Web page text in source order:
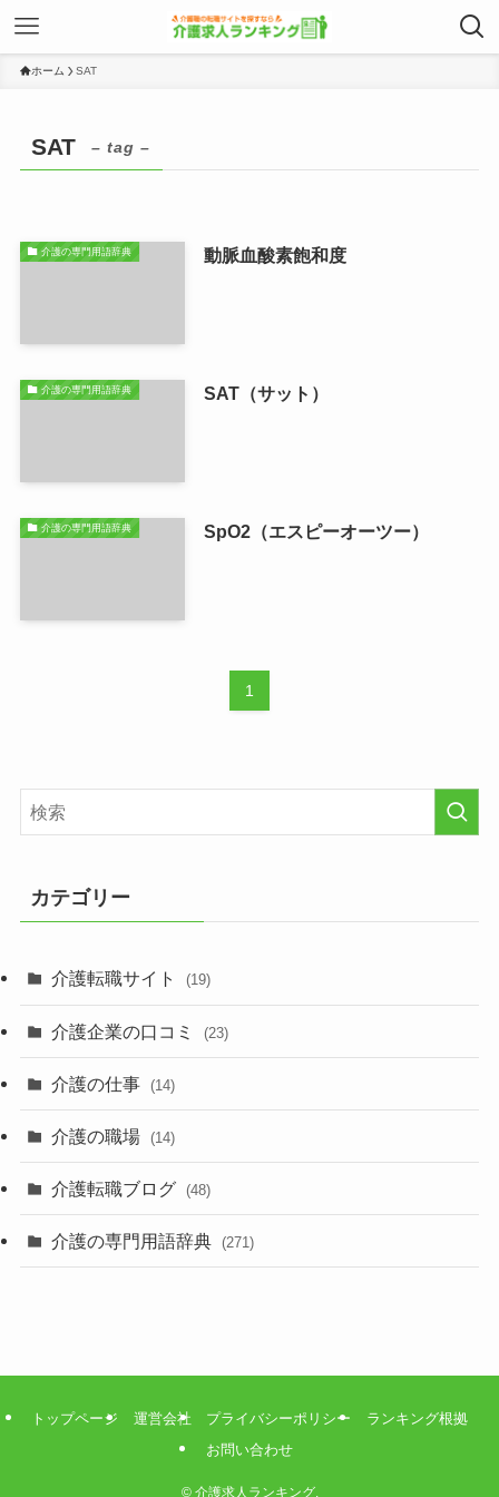
ホーム SAT
SAT – tag –
介護の専門用語辞典 動脈血酸素飽和度
介護の専門用語辞典 SAT（サット）
介護の専門用語辞典 SpO2（エスピーオーツー）
1
カテゴリー
介護転職サイト (19)
介護企業の口コミ (23)
介護の仕事 (14)
介護の職場 (14)
介護転職ブログ (48)
介護の専門用語辞典 (271)
トップページ 運営会社 プライバシーポリシー
ランキング根拠
お問い合わせ
©介護求人ランキング.